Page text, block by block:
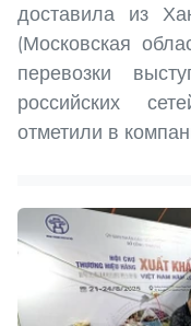
доставила из
(Московская
перевозки
российских
отметили в